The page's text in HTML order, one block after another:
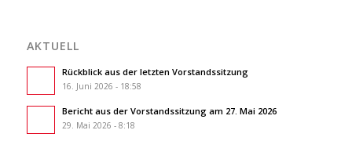
AKTUELL
Rückblick aus der letzten Vorstandssitzung
16. Juni 2026 - 18:58
Bericht aus der Vorstandssitzung am 27. Mai 2026
29. Mai 2026 - 8:18